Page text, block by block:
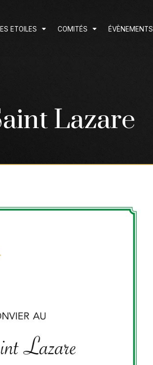
ETOILES COMITÉS ÉVÈNEMENTS
Lazare